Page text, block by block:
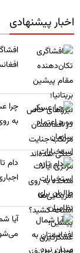
اخبار پیشنهادی
چرا
به
​دام
​آیا